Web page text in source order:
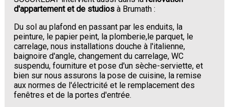
d'appartement et de studios à Brumath :
Du sol au plafond en passant par les enduits, la
peinture, le papier peint, la plomberie,le parquet, le
carrelage, nous installations douche à l'italienne,
baignoire d'angle, changement du carrelage, WC
suspendu, fourniture et pose d'un sèche-serviette, et
bien sur nous assurons la pose de cuisine, la remise
aux normes de l'électricité et le remplacement des
fenêtres et de la portes d'entrée.